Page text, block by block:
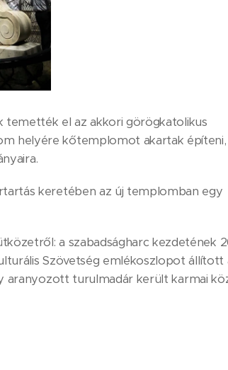
temették el az akkori görögkatolikus
helyére kőtemplomot akartak építeni,
keretében az új templomban egy
a szabadságharc kezdetének
Szövetség emlékoszlopot állított
aranyozott turulmadár került karmai